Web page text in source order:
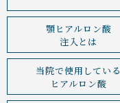
顎ヒアルロン酸
注入 とは
当院で使用している
ヒアルロン酸